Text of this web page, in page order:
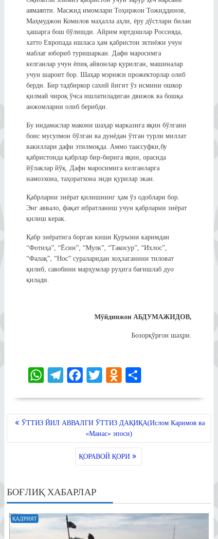
аямаяпти. Масжид имомлари Тоҳиржон Тожиддинов,
Маҳмуджон Комилов маҳалла аҳли, ёру дўстлари билан
ҳашарга бош бўлишди. Айрим юртдошлар Россияда,
хатто Европада ишласа ҳам қабристон эхтиёжи учун
маблағ юбориб туришаркан. Дафн маросимга
келганлар учун ёпиқ айвонлар қурилган, машиналар
учун шароит бор. Шаҳар мэрияси прожекторлар олиб
берди. Бир тадбиркор сахий йигит ўз исмини ошкор
қилмай чироқ ўчса ишлатиладиган движок ва бошқа
анжомларни олиб берибди.
Бу индамаслар макони шаҳар марказига яқин бўлгани
боис мусулмон бўлган ва дунёдан ўтган турли миллат
вакиллари дафн этилмоқда. Аммо таассуфки,бу
қабристонда қабрлар бир-бирига яқин, орасида
йўлаклар йўқ. Дафн маросимига келганларга
намозхона, таҳоратхона энди қурилар экан.
Қабрларни зиёрат қилишнинг ҳам ўз одоблари бор.
Энг аввало, фақат ибратланиш учун қабрларни зиёрат
қилиш керак.
Қабр зиёратига борган киши Қуръони каримдан
“Фотиҳа”, “Ёсин”, “Мулк”, “Такосур”, “Ихлос”,
“Фалақ”, “Нос” сураларидан хоҳлаганини тиловат
қилиб, савобини марҳумлар руҳига бағишлаб дуо
қилади.
Мўйдинжон АБДУМАЖИДОВ,
Бозорқўрғон шаҳри.
W
ts
A
Te
gr
a
Fa
bo
ok
T
tte
r
O
ok
la
ss
ni
ki
S
re
POSTЎТТИЗ ЙИЛ АВВАЛГИ ЎТТИЗ ДАҚИҚА(Ислом Каримов ва
«Манас» эпоси)
ҚОРАВОЙ ҚОРИ
БОҒЛИҚ ХАБАРЛАР
ҚАДРИЯТ